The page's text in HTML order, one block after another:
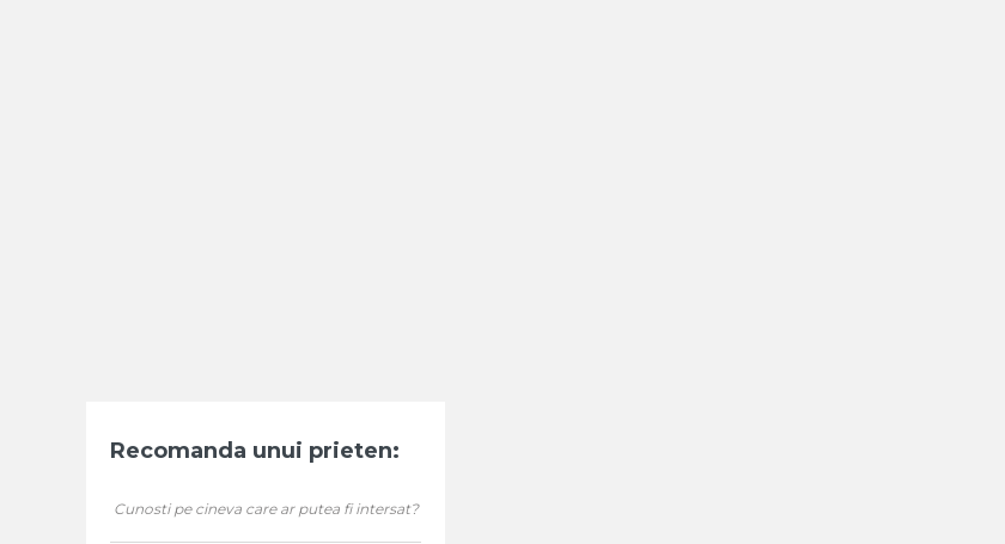
Recomanda unui prieten:
Cunosti pe cineva care ar putea fi intersat?